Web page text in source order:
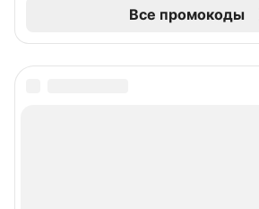
Все промокоды